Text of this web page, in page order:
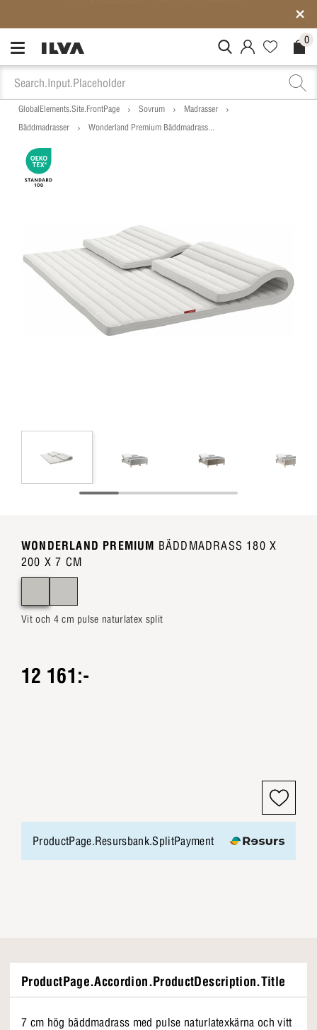
MitIlva.Login 0
GlobalElements.Site.FrontPage Sovrum
Madrasser
Bäddmadrasser
Wonderland Premium Bäddmadrass...
WONDERLAND PREMIUM BÄDDMADRASS 180 X
200 X 7 CM
Vit och 4 cm pulse naturlatex split
12 161:-
ProductPage.Resursbank.SplitPayment
ProductPage.Accordion.ProductDescription.Title
7 cm hög bäddmadrass med pulse naturlatexkärna och vitt